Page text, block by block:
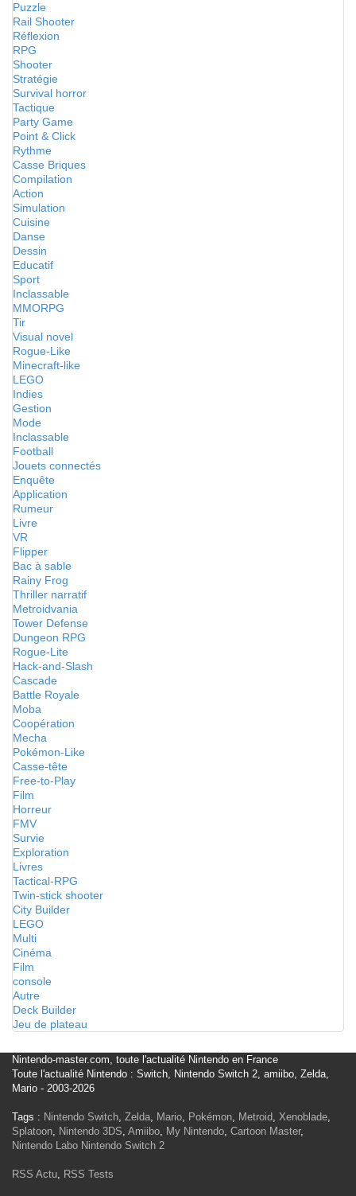
Puzzle
Rail Shooter
Réflexion
RPG
Shooter
Stratégie
Survival horror
Tactique
Party Game
Point & Click
Rythme
Casse Briques
Compilation
Action
Simulation
Cuisine
Danse
Dessin
Educatif
Sport
Inclassable
MMORPG
Tir
Visual novel
Rogue-Like
Minecraft-like
LEGO
Indies
Gestion
Mode
Inclassable
Football
Jouets connectés
Enquête
Application
Rumeur
Livre
VR
Flipper
Bac à sable
Rainy Frog
Thriller narratif
Metroidvania
Tower Defense
Dungeon RPG
Rogue-Lite
Hack-and-Slash
Cascade
Battle Royale
Moba
Coopération
Mecha
Pokémon-Like
Casse-tête
Free-to-Play
Film
Horreur
FMV
Survie
Exploration
Livres
Tactical-RPG
Twin-stick shooter
City Builder
LEGO
Multi
Cinéma
Film
console
Autre
Deck Builder
Jeu de plateau
Nintendo-master.com, toute l'actualité Nintendo en France
Toute l'actualité Nintendo : Switch, Nintendo Switch 2, amiibo, Zelda,
Mario - 2003-2026
Tags : Nintendo Switch, Zelda, Mario, Pokémon, Metroid, Xenoblade,
Splatoon, Nintendo 3DS, Amiibo, My Nintendo, Cartoon Master,
Nintendo Labo Nintendo Switch 2
RSS Actu, RSS Tests